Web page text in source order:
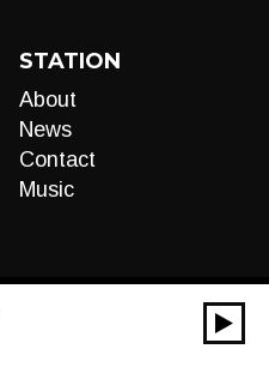
STATION
About
News
Contact
Music
00:00